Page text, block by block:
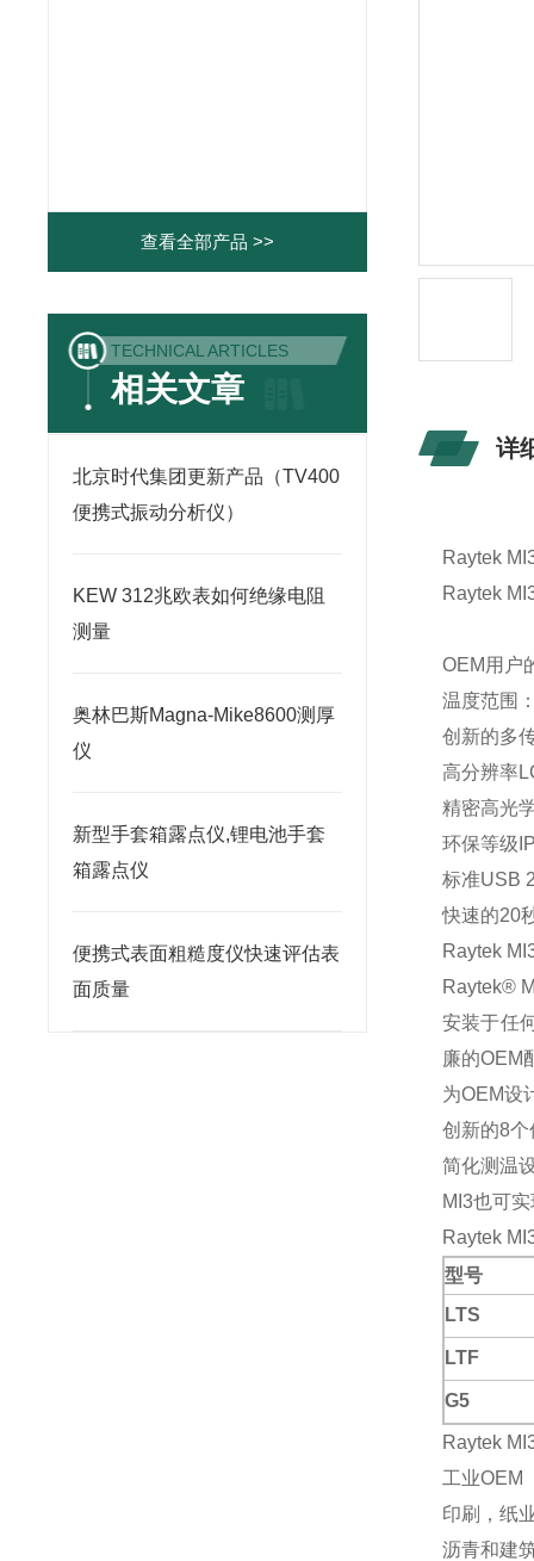
查看全部产品 >>
TECHNICAL ARTICLES
相关文章
北京时代集团更新产品（TV400
便携式振动分析仪）
KEW 312兆欧表如何绝缘电阻
测量
奥林巴斯Magna-Mike8600测厚
仪
新型手套箱露点仪,锂电池手套
箱露点仪
便携式表面粗糙度仪快速评估表
面质量
详
Raytek
Raytek
OEM用户
温度范围
创新的多
高分辨率
精密高光
环保等级
标准USB
快速的20
Raytek
Raytek®
安装于任
廉的OEM
为OEM设
创新的8
简化测温
MI3也可
Raytek
型号
LTS
LTF
G5
Raytek
工业OEM
印刷，纸
沥青和建